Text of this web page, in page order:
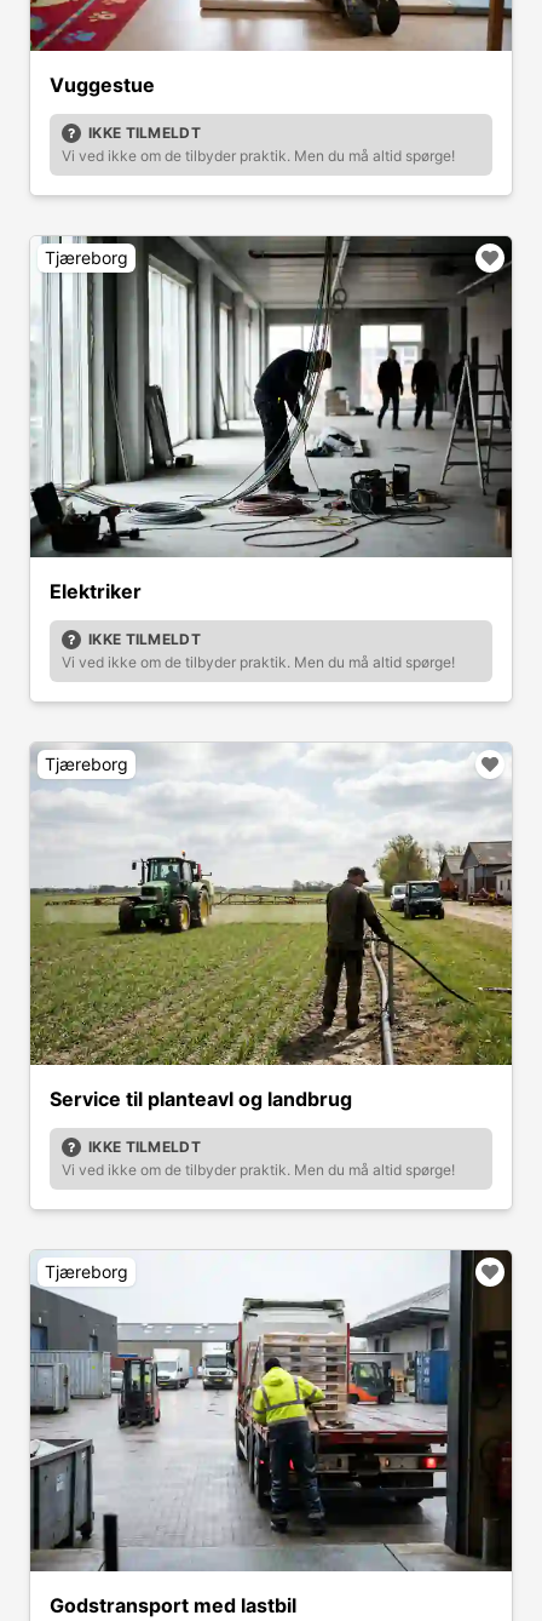
Vuggestue
IKKE TILMELDT
Vi ved ikke om de tilbyder praktik. Men du må altid spørge!
Tjæreborg
Elektriker
IKKE TILMELDT
Vi ved ikke om de tilbyder praktik. Men du må altid spørge!
Tjæreborg
Service til planteavl og landbrug
IKKE TILMELDT
Vi ved ikke om de tilbyder praktik. Men du må altid spørge!
Tjæreborg
Godstransport med lastbil